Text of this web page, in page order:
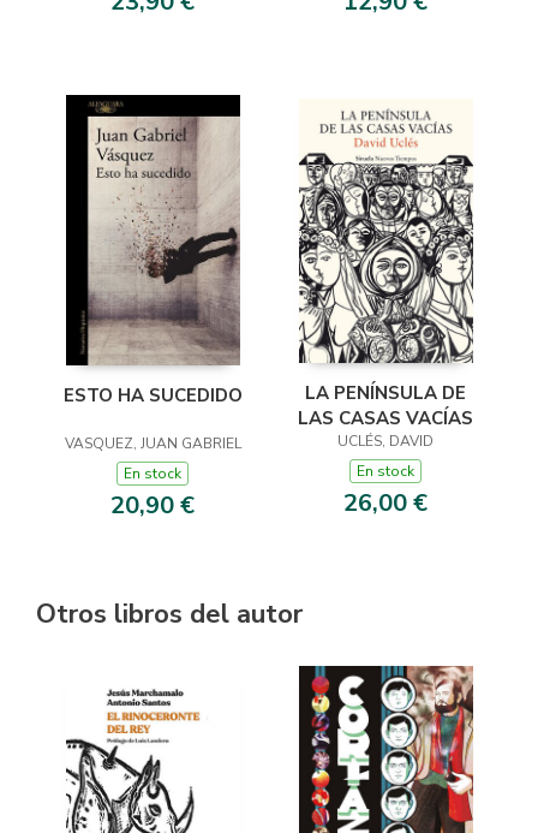
ESTO HA SUCEDIDO
VASQUEZ, JUAN GABRIEL
En stock
20,90 €
LA PENÍNSULA DE
LAS CASAS VACÍAS
UCLÉS, DAVID
En stock
26,00 €
Otros libros del autor